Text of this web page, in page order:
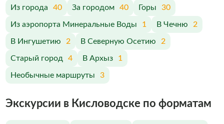
Из города 40 За городом 40 Горы 30
Из аэропорта Минеральные Воды 1 В Чечню 2
В Ингушетию 2 В Северную Осетию 2
Старый город 4 В Архыз 1
Необычные маршруты 3
Экскурсии в Кисловодске по форматам